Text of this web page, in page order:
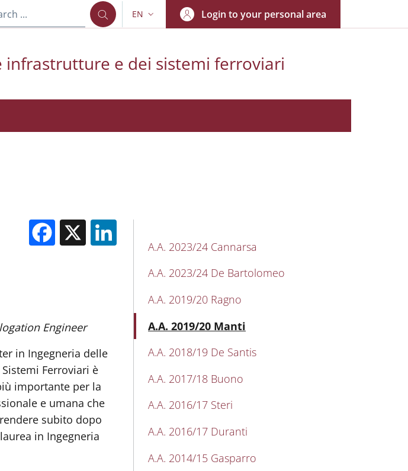
LANGUAGE SWITCHER: CURRENT LANGUAGE
EN Login to your personal area
infrastrutture e dei sistemi ferroviari
Facebook
X
Engineer
in Ingegneria delle
Ferroviari è
importante per la
e umana che
subito dopo
in Ingegneria
MAIN NAVIGATION
A.A. 2023/24 Cannarsa
A.A. 2023/24 De Bartolomeo
A.A. 2019/20 Ragno
A.A. 2019/20 Manti
A.A. 2018/19 De Santis
A.A. 2017/18 Buono
A.A. 2016/17 Steri
A.A. 2016/17 Duranti
A.A. 2014/15 Gasparro